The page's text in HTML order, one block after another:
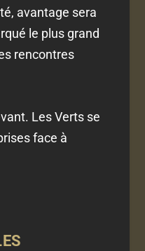
avantage sera
le plus grand
rencontres
Les Verts se
face à